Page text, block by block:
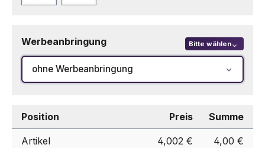
Werbeanbringung Bitte wählen
ohne Werbeanbringung
Position Preis Summe
Artikel 4,002 € 4,00 €